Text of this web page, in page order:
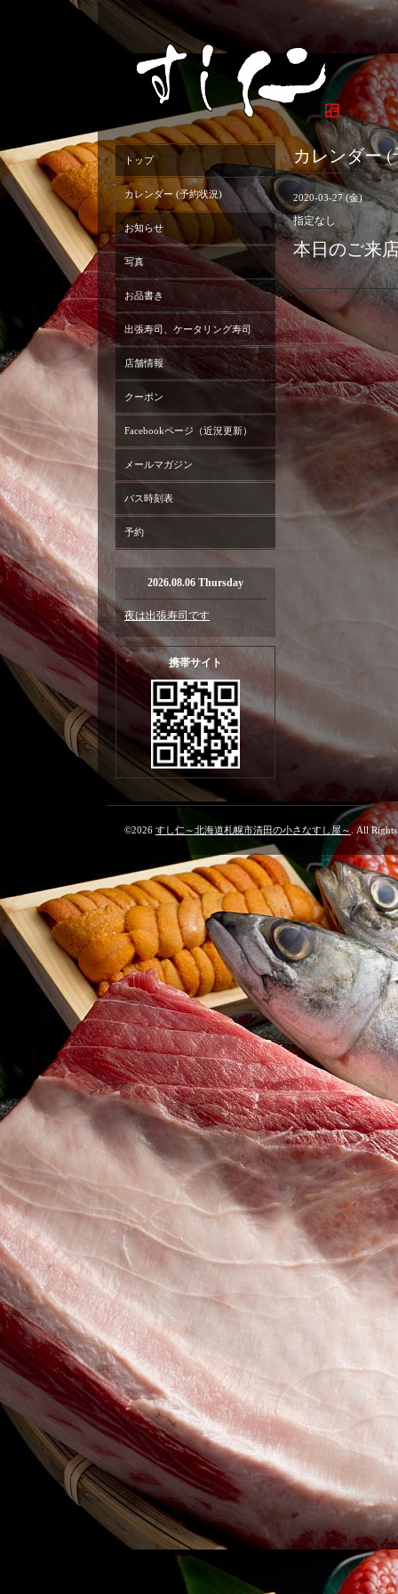
カレンダー
2020-03-27 (金)
指定なし
本日のご来
トップ
カレンダー (予約状況)
お知らせ
写真
お品書き
出張寿司、ケータリング寿司
店舗情報
クーポン
Facebookページ（近況更新）
メールマガジン
バス時刻表
予約
2026.08.06 Thursday
夜は出張寿司です
携帯サイト
©2026 すし仁～北海道札幌市清田の小さなすし屋～ . All